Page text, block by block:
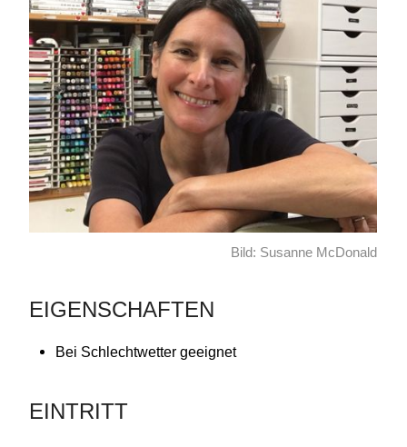
Bild: Susanne McDonald
EIGENSCHAFTEN
Bei Schlechtwetter geeignet
EINTRITT